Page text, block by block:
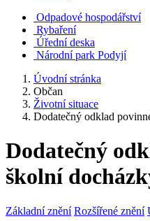
Odpadové hospodářství
Rybaření
Úřední deska
Národní park Podyjí
Úvodní stránka
Občan
Životní situace
Dodatečný odklad
Dodatečný
školní
Základní znění Rozšířené znění